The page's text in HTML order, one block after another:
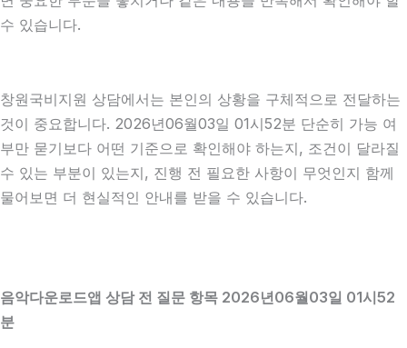
수 있습니다.
창원국비지원 상담에서는 본인의 상황을 구체적으로 전달하는
것이 중요합니다. 2026년06월03일 01시52분 단순히 가능 여
부만 묻기보다 어떤 기준으로 확인해야 하는지, 조건이 달라질
수 있는 부분이 있는지, 진행 전 필요한 사항이 무엇인지 함께
물어보면 더 현실적인 안내를 받을 수 있습니다.
음악다운로드앱 상담 전 질문 항목 2026년06월03일 01시52
분